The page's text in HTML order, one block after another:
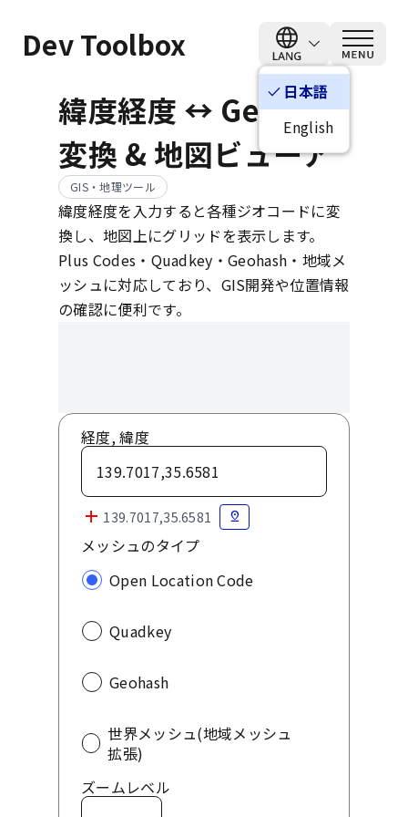
Dev Toolbox
check 日本語
English
緯度経度 ↔ Geocode
変換 & 地図ビューア
GIS・地理ツール
緯度経度を入力すると各種ジオコードに変
換し、地図上にグリッドを表示します。
Plus Codes・Quadkey・Geohash・地域メ
ッシュに対応しており、GIS開発や位置情報
の確認に便利です。
経度, 緯度
add pin_drop
メッシュのタイプ
Open Location Code
Quadkey
Geohash
世界メッシュ(地域メッシュ
拡張)
ズームレベル